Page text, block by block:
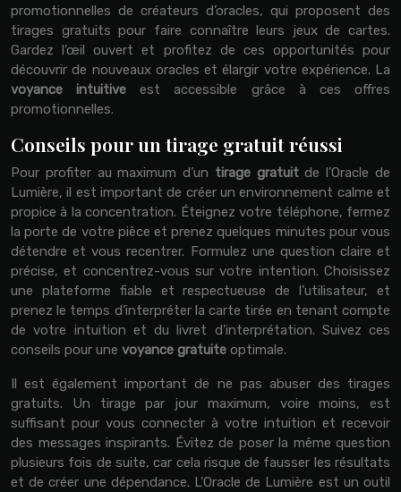
promotionnelles de créateurs d’oracles, qui proposent des
tirages gratuits pour faire connaître leurs jeux de cartes.
Gardez l’œil ouvert et profitez de ces opportunités pour
découvrir de nouveaux oracles et élargir votre expérience. La
voyance intuitiveest accessible grâce à ces offres
promotionnelles.
Conseils pour un tirage gratuit réussi
Pour profiter au maximum d’un tirage gratuitde l’Oracle de
Lumière, il est important de créer un environnement calme et
propice à la concentration. Éteignez votre téléphone, fermez
la porte de votre pièce et prenez quelques minutes pour vous
détendre et vous recentrer. Formulez une question claire et
précise, et concentrez-vous sur votre intention. Choisissez
une plateforme fiable et respectueuse de l’utilisateur, et
prenez le temps d’interpréter la carte tirée en tenant compte
de votre intuition et du livret d’interprétation. Suivez ces
conseils pour une voyance gratuite optimale.
Il est également important de ne pas abuser des tirages
gratuits. Un tirage par jour maximum, voire moins, est
suffisant pour vous connecter à votre intuition et recevoir
des messages inspirants. Évitez de poser la même question
plusieurs fois de suite, car cela risque de fausser les résultats
et de créer une dépendance. L’Oracle de Lumière est un outil